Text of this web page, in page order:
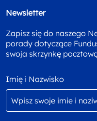
Newsletter
Zapisz się do naszego
porady dotyczące
swoja skrzynkę
Imię i Nazwisko